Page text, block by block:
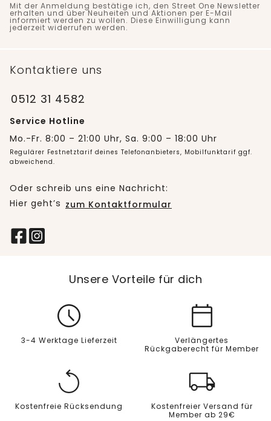
Mit der Anmeldung bestätige ich, den Street One Newsletter
erhalten und über Neuheiten und Aktionen per E-Mail
informiert werden zu wollen. Diese Einwilligung kann
jederzeit widerrufen werden.
Kontaktiere uns
0512 31 4582
Service Hotline
Mo.-Fr. 8:00 – 21:00 Uhr, Sa. 9:00 – 18:00 Uhr
Regulärer Festnetztarif deines Telefonanbieters, Mobilfunktarif ggf.
abweichend.
Oder schreib uns eine Nachricht:
Hier geht’s zum Kontaktformular
Unsere Vorteile für dich
3-4 Werktage Lieferzeit
Verlängertes
Rückgaberecht für Member
Kostenfreie Rücksendung
Kostenfreier Versand für
Member ab 29€